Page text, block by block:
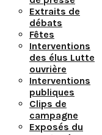
Extraits de
débats
Fêtes
Interventions
des élus Lutte
ouvrière
Interventions
publiques
Clips de
campagne
Exposés du